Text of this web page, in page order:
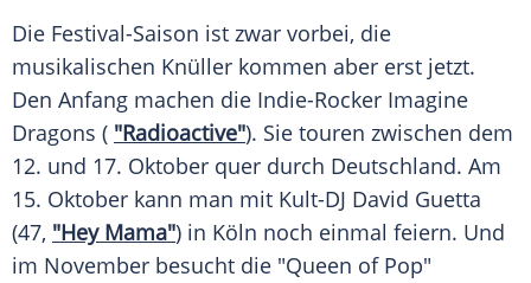
Die Festival-Saison ist zwar vorbei, die
musikalischen Knüller kommen aber erst jetzt.
Den Anfang machen die Indie-Rocker Imagine
Dragons ( "Radioactive"). Sie touren zwischen dem
12. und 17. Oktober quer durch Deutschland. Am
15. Oktober kann man mit Kult-DJ David Guetta
(47, "Hey Mama") in Köln noch einmal feiern. Und
im November besucht die "Queen of Pop"